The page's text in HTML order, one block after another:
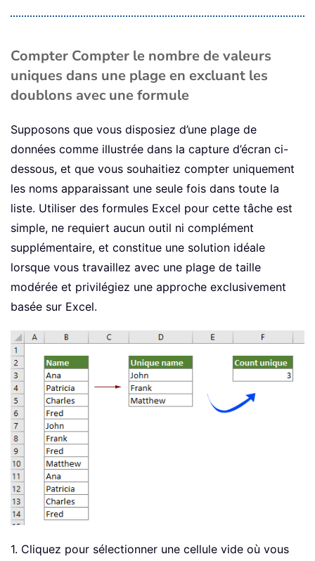
Compter Compter le nombre de valeurs
uniques dans une plage en excluant les
doublons avec une formule
Supposons que vous disposiez d’une plage de
données comme illustrée dans la capture d’écran ci-
dessous, et que vous souhaitiez compter uniquement
les noms apparaissant une seule fois dans toute la
liste. Utiliser des formules Excel pour cette tâche est
simple, ne requiert aucun outil ni complément
supplémentaire, et constitue une solution idéale
lorsque vous travaillez avec une plage de taille
modérée et privilégiez une approche exclusivement
basée sur Excel.
1. Cliquez pour sélectionner une cellule vide où vous